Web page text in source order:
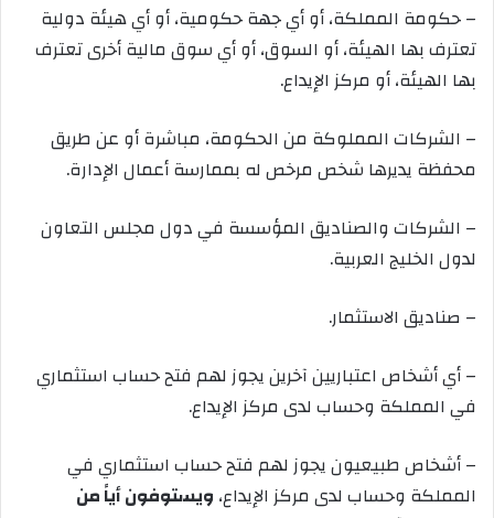
– حكومة المملكة، أو أي جهة حكومية، أو أي هيئة دولية
تعترف بها الهيئة، أو السوق، أو أي سوق مالية أخرى تعترف
بها الهيئة، أو مركز الإيداع.
– الشركات المملوكة من الحكومة، مباشرة أو عن طريق
محفظة يديرها شخص مرخص له بممارسة أعمال الإدارة.
– الشركات والصناديق المؤسسة في دول مجلس التعاون
لدول الخليج العربية.
– صناديق الاستثمار.
– أي أشخاص اعتباريين آخرين يجوز لهم فتح حساب استثماري
في المملكة وحساب لدى مركز الإيداع.
– أشخاص طبيعيون يجوز لهم فتح حساب استثماري في
المملكة وحساب لدى مركز الإيداع، ويستوفون أياً من